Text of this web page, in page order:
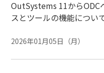
OutSystems 11からODC
スとツールの機能につい
2026年01月05日（月）